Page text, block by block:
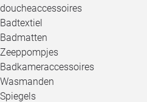
doucheaccessoires
Badtextiel
Badmatten
Zeeppompjes
Badkameraccessoires
Wasmanden
Spiegels